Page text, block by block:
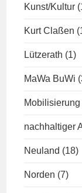
Kunst/Kultur
Kurt Claßen
Lützerath (1)
MaWa BuWi
Mobilisierung
nachhaltiger
Neuland (18)
Norden (7)